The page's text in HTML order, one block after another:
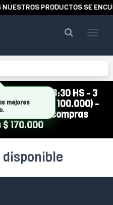
PRODUCTOS SE
10:00 A 13:30 HS - 3
mínima $ 100.000) -
el país por compras
170.000
mejores